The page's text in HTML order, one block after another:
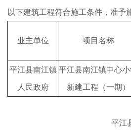
以下建筑工程符合施工条件，准予
业主单位 项目名称
平江县南江镇
人民政府
平江县南江镇中心
新建工程（一期）
平江